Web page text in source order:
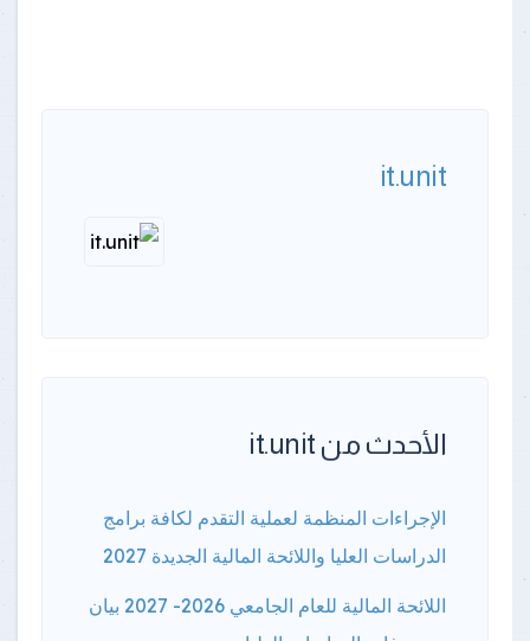
it.unit
الأحدث من it.unit
الإجراءات المنظمة لعملية التقدم لكافة برامج
الدراسات العليا واللائحة المالية الجديدة 2027
اللائحة المالية للعام الجامعي 2026- 2027 بيان